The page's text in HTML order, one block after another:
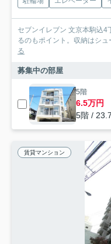
セブンイレブン 文京本駒込4
るのもポイント。収納はシ
る
募集中の部屋
5階
6.5万円
5階 /
賃貸マンション